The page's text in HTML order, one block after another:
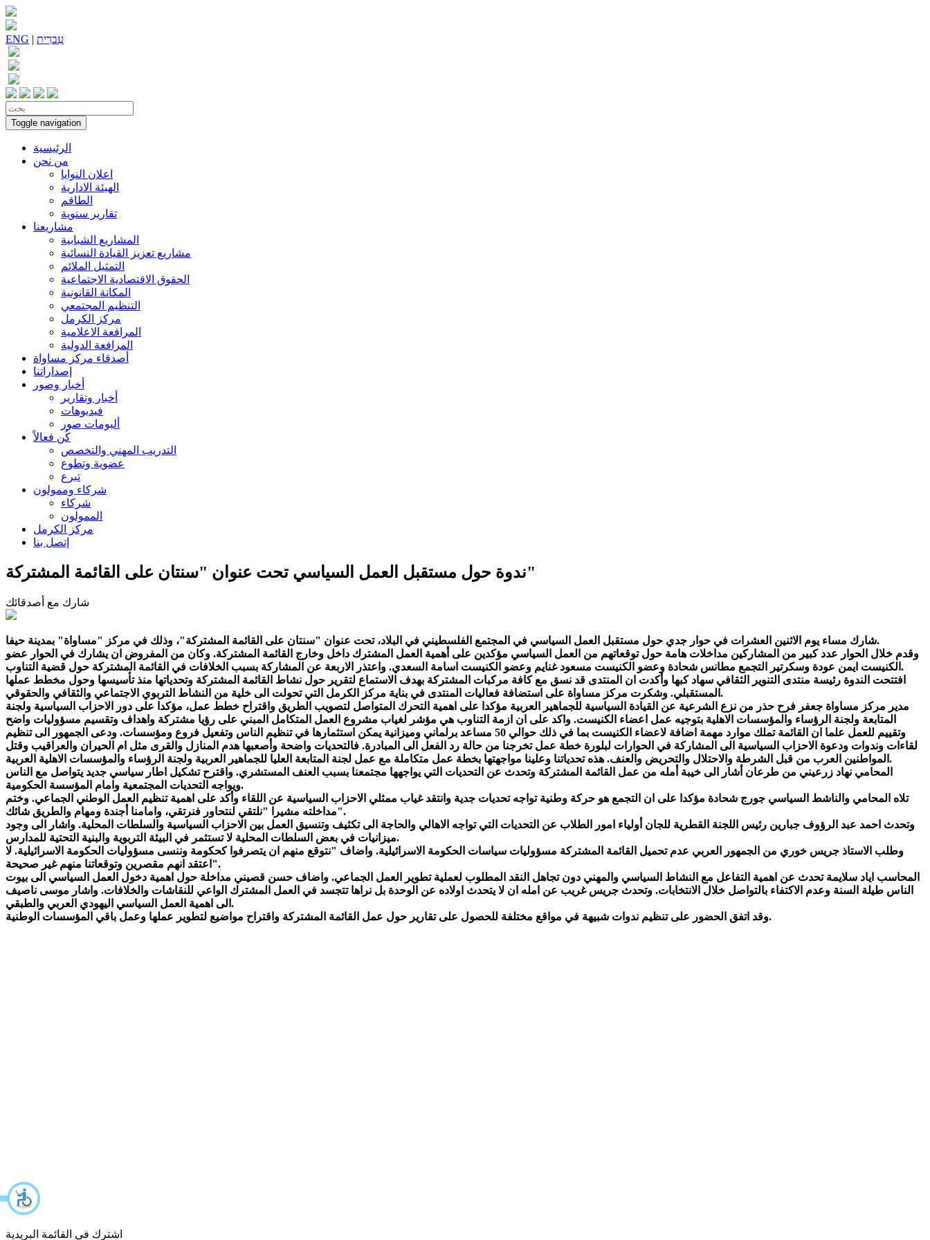
ENG | עִברִית
Toggle navigation
الرئيسية
من نحن
اعلان النوايا
الهيئة الادارية
الطاقم
تقارير سنوية
مشاريعنا
المشاريع الشبابية
مشاريع تعزيز القيادة النسائية
التمثيل الملائم
الحقوق الاقتصادية الاجتماعية
المكانة القانونية
التنظيم المجتمعي
مركز الكرمل
المرافعة الاعلامية
المرافعة الدولية
أصدقاء مركز مساواة
إصداراتنا
أخبار وصور
أخبار وتقارير
فيديوهات
ألبومات صور
كُن فعالاً
التدريب المهني والتخصص
عضوية وتطوع
تبرع
شركاء وممولون
شركاء
الممولون
مركز الكرمل
إتصل بنا
ندوة حول مستقبل العمل السياسي تحت عنوان "سنتان على القائمة المشتركة"
شارك مع أصدقائك
شارك مساء يوم الاثنين العشرات في حوار جدي حول مستقبل العمل السياسي في المجتمع الفلسطيني في البلاد، تحت عنوان "سنتان على القائمة المشتركة"، وذلك في مركز "مساواة" بمدينة حيفا.
وقدم خلال الحوار عدد كبير من المشاركين مداخلات هامة حول توقعاتهم من العمل السياسي مؤكدين على أهمية العمل المشترك داخل وخارج القائمة المشتركة. وكان من المفروض ان يشارك في الحوار عضو
الكنيست ايمن عودة وسكرتير التجمع مطانس شحادة وعضو الكنيست مسعود غنايم وعضو الكنيست اسامة السعدي. واعتذر الاربعة عن المشاركة بسبب الخلافات في القائمة المشتركة حول قضية التناوب.
افتتحت الندوة رئيسة منتدى التنوير الثقافي سهاد كبها وأكدت ان المنتدى قد نسق مع كافة مركبات المشتركة بهدف الاستماع لتقرير حول نشاط القائمة المشتركة وتحدياتها منذ تأسيسها وحول مخطط عملها
المستقبلي. وشكرت مركز مساواة على استضافة فعاليات المنتدى في بناية مركز الكرمل التي تحولت الى خلية من النشاط التربوي الاجتماعي والثقافي والحقوقي.
مدير مركز مساواة جعفر فرح حذر من نزع الشرعية عن القيادة السياسية للجماهير العربية مؤكدا على اهمية التحرك المتواصل لتصويب الطريق واقتراح خطط عمل، مؤكدا على دور الاحزاب السياسية ولجنة
المتابعة ولجنة الرؤساء والمؤسسات الاهلية بتوجيه عمل اعضاء الكنيست. واكد على ان ازمة التناوب هي مؤشر لغياب مشروع العمل المتكامل المبني على رؤيا مشتركة واهداف وتقسيم مسؤوليات واضح
وتقييم للعمل علما ان القائمة تملك موارد مهمة اضافة لاعضاء الكنيست بما في ذلك حوالي 50 مساعد برلماني وميزانية يمكن استثمارها في تنظيم الناس وتفعيل فروع ومؤسسات. ودعى الجمهور الى تنظيم
لقاءات وندوات ودعوة الاحزاب السياسية الى المشاركة في الحوارات لبلورة خطة عمل تخرجنا من حالة رد الفعل الى المبادرة. فالتحديات واضحة وأصعبها هدم المنازل والقرى مثل ام الحيران والعراقيب وقتل
المواطنين العرب من قبل الشرطة والاحتلال والتحريض والعنف. هذه تحدياتنا وعلينا مواجهتها بخطة عمل متكاملة مع عمل لجنة المتابعة العليا للجماهير العربية ولجنة الرؤساء والمؤسسات الاهلية العربية.
المحامي نهاد زرعيني من طرعان أشار الى خيبة أمله من عمل القائمة المشتركة وتحدث عن التحديات التي يواجهها مجتمعنا بسبب العنف المستشري. واقترح تشكيل اطار سياسي جديد يتواصل مع الناس
ويواجه التحديات المجتمعية وامام المؤسسة الحكومية.
تلاه المحامي والناشط السياسي جورج شحادة مؤكدا على ان التجمع هو حركة وطنية تواجه تحديات جدية وانتقد غياب ممثلي الاحزاب السياسية عن اللقاء وأكد على اهمية تنظيم العمل الوطني الجماعي. وختم
مداخلته مشيرا "نلتقي لنتحاور فنرتقي، وامامنا أجندة ومهام والطريق شائك".
وتحدث احمد عبد الرؤوف جبارين رئيس اللجنة القطرية للجان أولياء امور الطلاب عن التحديات التي تواجه الاهالي والحاجة الى تكثيف وتنسيق العمل بين الاحزاب السياسية والسلطات المحلية. واشار الى وجود
ميزانيات في بعض السلطات المحلية لا تستثمر في البيئة التربوية والبنية التحتية للمدارس.
وطلب الاستاذ جريس خوري من الجمهور العربي عدم تحميل القائمة المشتركة مسؤوليات سياسات الحكومة الاسرائيلية. واضاف "نتوقع منهم ان يتصرفوا كحكومة وننسى مسؤوليات الحكومة الاسرائيلية. لا
اعتقد انهم مقصرين وتوقعاتنا منهم غير صحيحة".
المحاسب اياد سلايمة تحدث عن اهمية التفاعل مع النشاط السياسي والمهني دون تجاهل النقد المطلوب لعملية تطوير العمل الجماعي. واضاف حسن قصيني مداخلة حول اهمية دخول العمل السياسي الى بيوت
الناس طيلة السنة وعدم الاكتفاء بالتواصل خلال الانتخابات. وتحدث جريس غريب عن امله ان لا يتحدث اولاده عن الوحدة بل نراها تتجسد في العمل المشترك الواعي للنقاشات والخلافات. واشار موسى ناصيف
الى اهمية العمل السياسي اليهودي العربي والطبقي.
وقد اتفق الحضور على تنظيم ندوات شبيهة في مواقع مختلفة للحصول على تقارير حول عمل القائمة المشتركة واقتراح مواضيع لتطوير عملها وعمل باقي المؤسسات الوطنية.
اشترك في القائمة البريدية